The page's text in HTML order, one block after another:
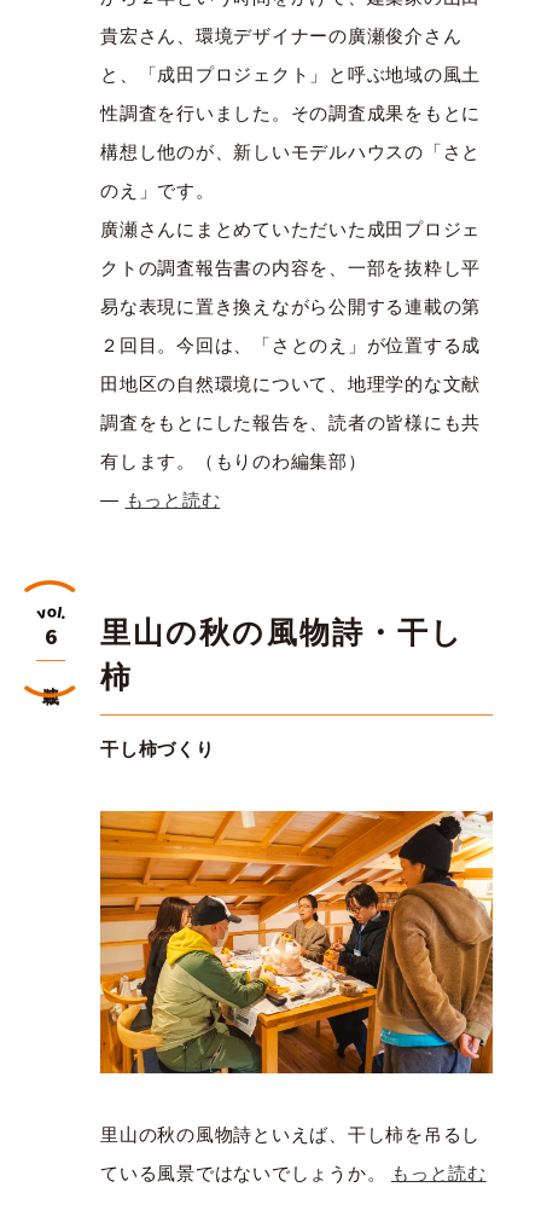
貴宏さん、環境デザイナーの廣瀬俊介さん
と、「成田プロジェクト」と呼ぶ地域の風土
性調査を行いました。その調査成果をもとに
構想し他のが、新しいモデルハウスの「さと
のえ」です。
廣瀬さんにまとめていただいた成田プロジェ
クトの調査報告書の内容を、一部を抜粋し平
易な表現に置き換えながら公開する連載の第
２回目。今回は、「さとのえ」が位置する成
田地区の自然環境について、地理学的な文献
調査をもとにした報告を、読者の皆様にも共
有します。（もりのわ編集部）
— もっと読む
里山の秋の風物詩・干し
柿
干し柿づくり
里山の秋の風物詩といえば、干し柿を吊るし
ている風景ではないでしょうか。
もっと読む
6